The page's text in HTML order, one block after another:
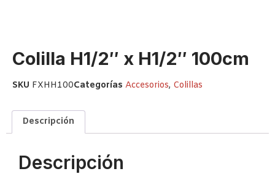
Colilla H1/2″ x H1/2″ 100cm
SKU FXHH100Categorías Accesorios, Colillas
Descripción
Descripción